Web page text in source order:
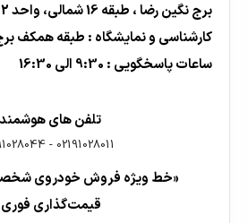
برج نگین رضا ، طبقه 16 شمالی، واحد 1602
کارشناسی و نمایشگاه : طبقه همکف
ساعات پاسخگویی : 9:30 الی 16:30
تلفن های
02191028011
-
«خط ویژه فروش خودروی
قیمت‌گذاری